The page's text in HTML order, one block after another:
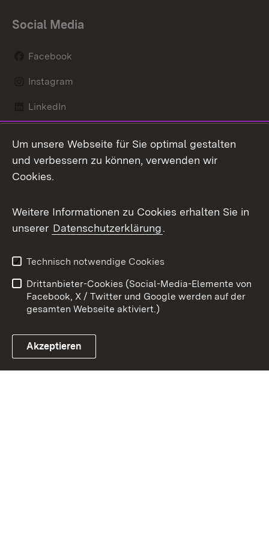
Social Media
Facebook
Instagram
LinkedIn
X / Twitter
Youtube
Link zum Landesportal
Kontakt
Datenschutz
Barrierefreiheit
Impressum
Cookies
Um unsere Webseite für Sie optimal gestalten
und verbessern zu können, verwenden wir
Cookies.
Weitere Informationen zu Cookies erhalten Sie in
unserer Datenschutzerklärung.
Technisch notwendige Cookies
Drittanbieter-Cookies (Social-Media-Elemente von
Facebook, X / Twitter und Google werden auf der
gesamten Webseite aktiviert.)
Akzeptieren